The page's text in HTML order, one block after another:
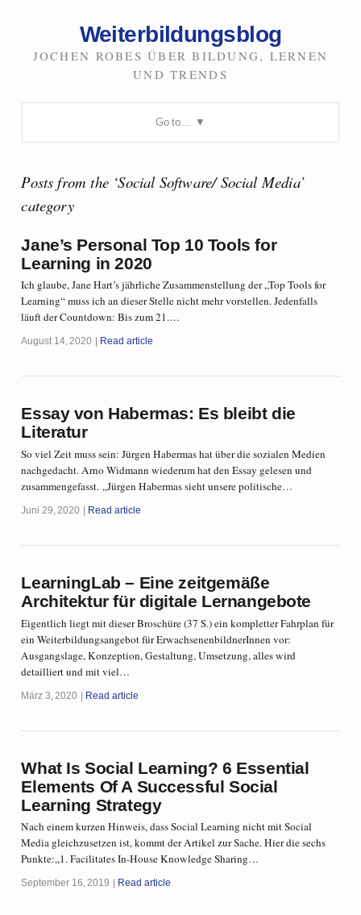
Weiterbildungsblog
JOCHEN ROBES ÜBER BILDUNG, LERNEN
UND TRENDS
Go to…
Posts from the ‘Social Software/ Social Media’
category
Jane’s Personal Top 10 Tools for
Learning in 2020
Ich glaube, Jane Hart’s jährliche Zusammenstellung der „Top Tools for
Learning“ muss ich an dieser Stelle nicht mehr vorstellen. Jedenfalls
läuft der Countdown: Bis zum 21.…
August 14, 2020 Read article
Essay von Habermas: Es bleibt die
Literatur
So viel Zeit muss sein: Jürgen Habermas hat über die sozialen Medien
nachgedacht. Arno Widmann wiederum hat den Essay gelesen und
zusammengefasst. „Jürgen Habermas sieht unsere politische…
Juni 29, 2020 Read article
LearningLab – Eine zeitgemäße
Architektur für digitale Lernangebote
Eigentlich liegt mit dieser Broschüre (37 S.) ein kompletter Fahrplan für
ein Weiterbildungsangebot für ErwachsenenbildnerInnen vor:
Ausgangslage, Konzeption, Gestaltung, Umsetzung, alles wird
detailliert und mit viel…
März 3, 2020 Read article
What Is Social Learning? 6 Essential
Elements Of A Successful Social
Learning Strategy
Nach einem kurzen Hinweis, dass Social Learning nicht mit Social
Media gleichzusetzen ist, kommt der Artikel zur Sache. Hier die sechs
Punkte:„1. Facilitates In-House Knowledge Sharing…
September 16, 2019 Read article